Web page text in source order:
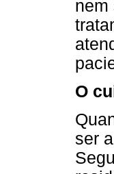
nem
O
ser